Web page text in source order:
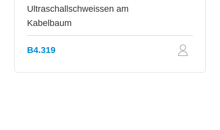
Ultraschallschweissen am
Kabelbaum
B4.319